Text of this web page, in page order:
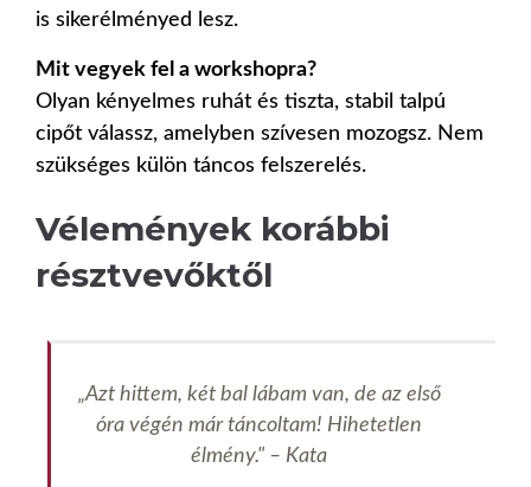
is sikerélményed lesz.
Mit vegyek fel a workshopra?
Olyan kényelmes ruhát és tiszta, stabil talpú
cipőt válassz, amelyben szívesen mozogsz. Nem
szükséges külön táncos felszerelés.
Vélemények korábbi
résztvevőktől
„Azt hittem, két bal lábam van, de az első
óra végén már táncoltam! Hihetetlen
élmény." – Kata